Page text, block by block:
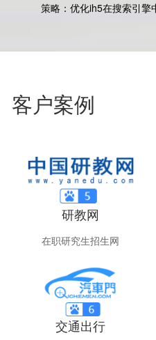
策略：优化ih5在搜索引擎
客户案例
研教网
在职研究生招生网
交通出行